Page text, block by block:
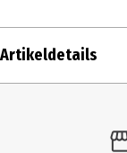
Artikeldetails